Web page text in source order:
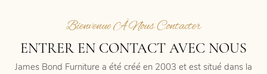
Bienvenue À Nous Contacter
ENTRER EN CONTACT AVEC NOUS
James Bond Furniture a été créé en 2003 et est situé dans la